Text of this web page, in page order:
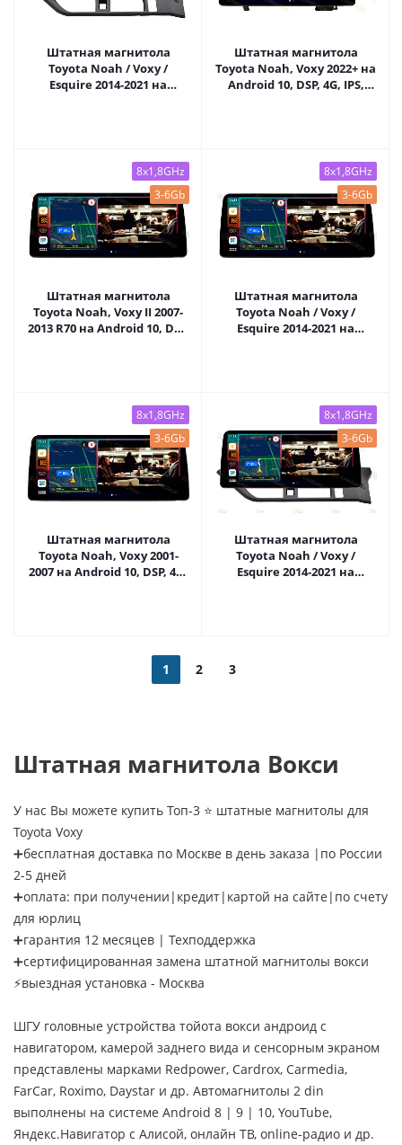
Штатная магнитола
Toyota Noah / Voxy /
Esquire 2014-2021 на
Штатная магнитола
Toyota Noah, Voxy 2022+ на
Android 10, DSP, 4G, IPS,
8x1,8GHz
3-6Gb
Штатная магнитола
Toyota Noah, Voxy II 2007-
2013 R70 на Android 10, DSP,
8x1,8GHz
3-6Gb
Штатная магнитола
Toyota Noah / Voxy /
Esquire 2014-2021 на
8x1,8GHz
3-6Gb
Штатная магнитола
Toyota Noah, Voxy 2001-
2007 на Android 10, DSP, 4G,
8x1,8GHz
3-6Gb
Штатная магнитола
Toyota Noah / Voxy /
Esquire 2014-2021 на
1 2 3
Штатная магнитола Вокси
У нас Вы можете купить Топ-3 ⭐ штатные магнитолы для
Toyota Voxy
➕бесплатная доставка по Москве в день заказа |по России
2-5 дней
➕оплата: при получении|кредит|картой на сайте|по счету
для юрлиц
➕гарантия 12 месяцев | Техподдержка
➕сертифицированная замена штатной магнитолы вокси
⚡выездная установка - Москва
ШГУ головные устройства тойота вокси андроид с
навигатором, камерой заднего вида и сенсорным экраном
представлены марками Redpower, Cardrox, Carmedia,
FarCar, Roximo, Daystar и др. Автомагнитолы 2 din
выполнены на системе Android 8 | 9 | 10, YouTube,
Яндекс.Навигатор с Алисой, онлайн ТВ, online-радио и др.